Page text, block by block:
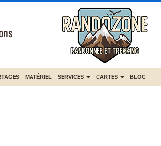
MATÉRIEL SERVICES CARTES BLOG